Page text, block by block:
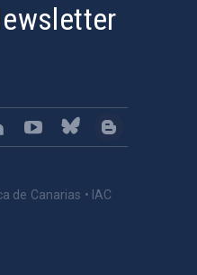
de Canarias • IAC